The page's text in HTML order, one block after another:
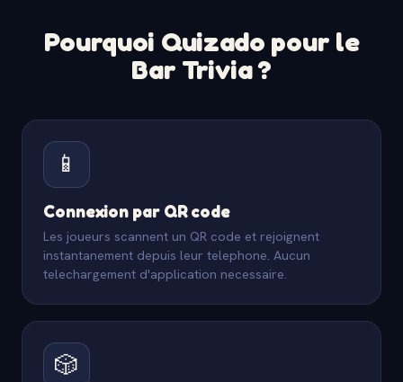
Pourquoi Quizado pour le
Bar Trivia ?
📱
Connexion par QR code
Les joueurs scannent un QR code et rejoignent
instantanement depuis leur telephone. Aucun
telechargement d'application necessaire.
🎲